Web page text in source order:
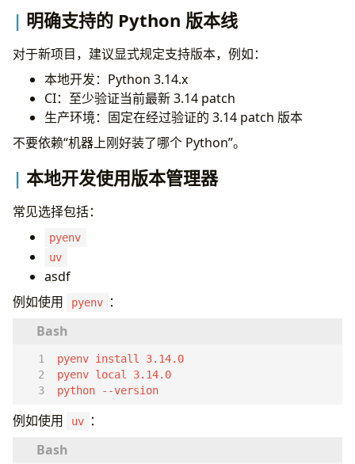
默认使用pytest
谨慎使用 fixture
原生测试异步代码
对关键逻辑引入性质测试
保证 CI 中测试可重复
覆盖率要看，但不要迷信
依赖管理
区分直接依赖与传递依赖
版本范围要有边界
在 CI 和生产中追求可复现安装
依赖数量越少越好
按职责分层，不要把一切塞进
让框架停留在边界层
先测量，再优化
合理选择数据结构
减少不必要的对象创建
充分利用内建与标准库
安全
明确支持的 Python 版本线
对于新项目，建议显式规定支持版本，例如：
本地开发：Python 3.14.x
CI：至少验证当前最新 3.14 patch
生产环境：固定在经过验证的 3.14 patch 版本
不要依赖“机器上刚好装了哪个 Python”。
本地开发使用版本管理器
常见选择包括：
pyenv
uv
asdf
例如使用
pyenv ：
pyenv local
python --version
例如使用 uv ：